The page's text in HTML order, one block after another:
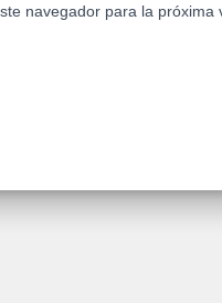
navegador para la próxima